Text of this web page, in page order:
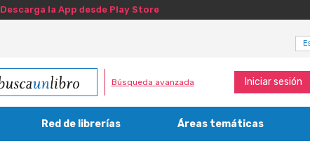
Descarga la App desde Play Store
Búsqueda avanzada Iniciar sesión
Red de librerías Áreas temáticas